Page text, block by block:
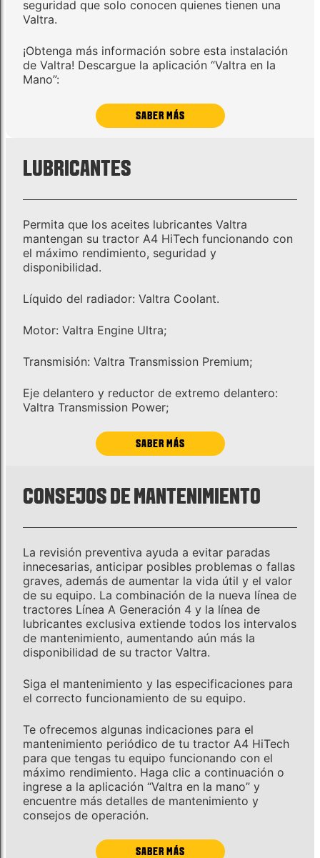
seguridad que solo conocen quienes tienen una
Valtra.
¡Obtenga más información sobre esta instalación
de Valtra! Descargue la aplicación “Valtra en la
Mano”:
SABER MÁS
LUBRICANTES
Permita que los aceites lubricantes Valtra
mantengan su tractor A4 HiTech funcionando con
el máximo rendimiento, seguridad y
disponibilidad.
Líquido del radiador: Valtra Coolant.
Motor: Valtra Engine Ultra;
Transmisión: Valtra Transmission Premium;
Eje delantero y reductor de extremo delantero:
Valtra Transmission Power;
SABER MÁS
CONSEJOS DE MANTENIMIENTO
La revisión preventiva ayuda a evitar paradas
innecesarias, anticipar posibles problemas o fallas
graves, además de aumentar la vida útil y el valor
de su equipo. La combinación de la nueva línea de
tractores Línea A Generación 4 y la línea de
lubricantes exclusiva extiende todos los intervalos
de mantenimiento, aumentando aún más la
disponibilidad de su tractor Valtra.
Siga el mantenimiento y las especificaciones para
el correcto funcionamiento de su equipo.
Te ofrecemos algunas indicaciones para el
mantenimiento periódico de tu tractor A4 HiTech
para que tengas tu equipo funcionando con el
máximo rendimiento. Haga clic a continuación o
ingrese a la aplicación “Valtra en la mano” y
encuentre más detalles de mantenimiento y
consejos de operación.
SABER MÁS